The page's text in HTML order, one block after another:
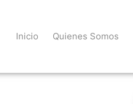
Inicio Quienes Somos